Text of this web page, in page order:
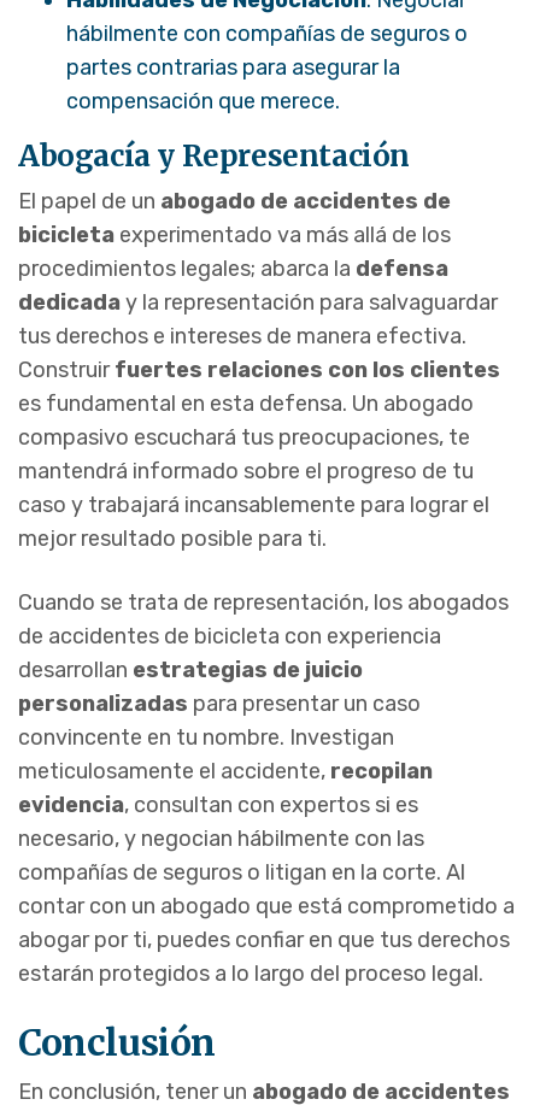
hábilmente con compañías de seguros o
partes contrarias para asegurar la
compensación que merece.
Abogacía y Representación
El papel de un abogado de accidentes de
bicicleta experimentado va más allá de los
procedimientos legales; abarca la defensa
dedicaday la representación para salvaguardar
tus derechos e intereses de manera efectiva.
Construirfuertes relaciones con los clientes
es fundamental en esta defensa. Un abogado
compasivo escuchará tus preocupaciones, te
mantendrá informado sobre el progreso de tu
caso y trabajará incansablemente para lograr el
mejor resultado posible para ti.
Cuando se trata de representación, los abogados
de accidentes de bicicleta con experiencia
desarrollan estrategias de juicio
personalizadas para presentar un caso
convincente en tu nombre. Investigan
meticulosamente el accidente, recopilan
evidencia, consultan con expertos si es
necesario, y negocian hábilmente con las
compañías de seguros o litigan en la corte. Al
contar con un abogado que está comprometido a
abogar por ti, puedes confiar en que tus derechos
estarán protegidos a lo largo del proceso legal.
Conclusión
En conclusión, tener un abogado de accidentes